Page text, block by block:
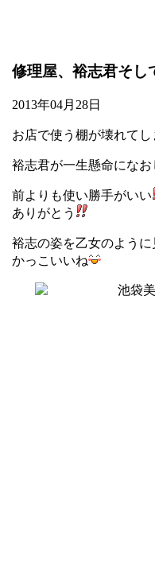
修理屋、裕志君そ
2013年04月28日
お店で使う棚が壊れてし
裕志君が一生懸命になお
前よりも使い勝手がいい
ありがとう
裕志の姿を乙女のよう
かっこいいね